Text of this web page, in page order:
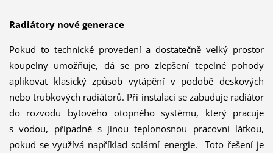
Radiátory nové generace
Pokud to technické provedení a dostatečně velký prostor
koupelny umožňuje, dá se pro zlepšení tepelné pohody
aplikovat klasický způsob vytápění v podobě deskových
nebo trubkových radiátorů. Při instalaci se zabuduje radiátor
do rozvodu bytového otopného systému, který pracuje
s vodou, případně s jinou teplonosnou pracovní látkou,
pokud se využívá například solární energie. Toto řešení je